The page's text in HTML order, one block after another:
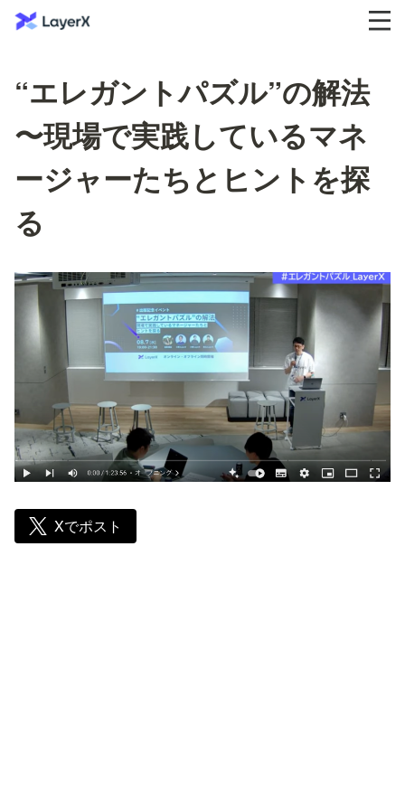
“エレガントパズル”の解法
〜現場で実践しているマネ
ージャーたちとヒントを探
る
Xでポスト